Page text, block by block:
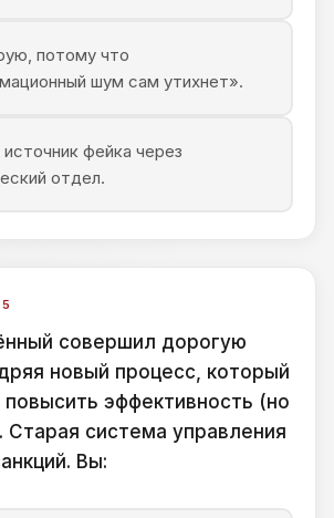
потому что
шум сам утихнет».
фейка через
отдел.
совершил дорогую
новый процесс, который
эффективность (но
Старая система управления
Вы: